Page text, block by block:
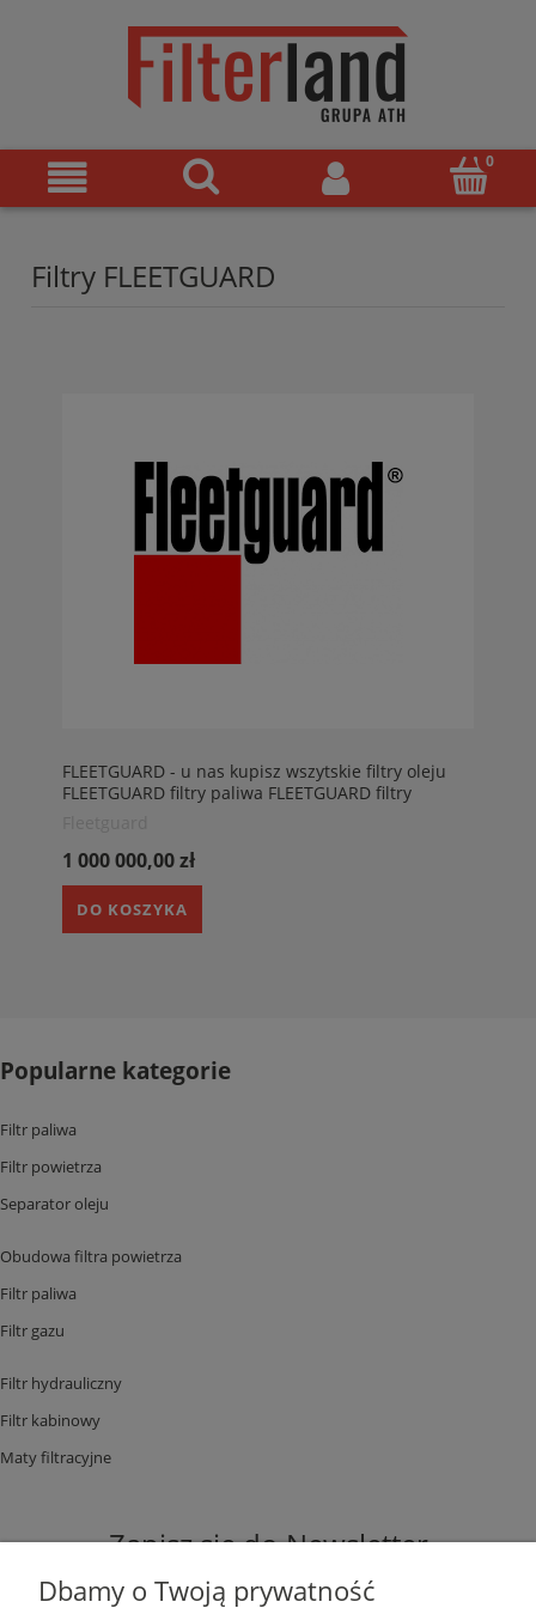
Filtry FLEETGUARD
FLEETGUARD - u nas kupisz wszytskie filtry oleju
FLEETGUARD filtry paliwa FLEETGUARD filtry
1 000 000,00 zł
DO KOSZYKA
Popularne kategorie
Filtr paliwa
Filtr powietrza
Separator oleju
Obudowa filtra powietrza
Filtr paliwa
Filtr gazu
Filtr hydrauliczny
Filtr kabinowy
Maty filtracyjne
Zapisz się do Newsletter
Dbamy o Twoją prywatność